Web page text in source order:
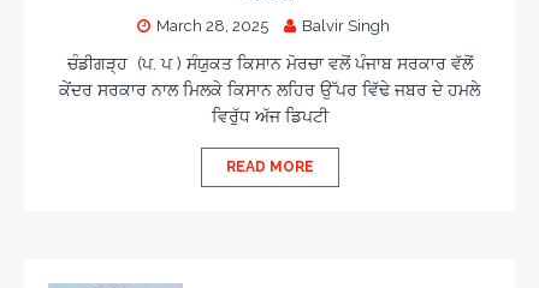
March 28, 2025 Balvir Singh
ਚੰਡੀਗੜ੍ਹ (ਪ. ਪ ) ਸੰਯੁਕਤ ਕਿਸਾਨ ਮੋਰਚਾ ਵਲੋਂ ਪੰਜਾਬ ਸਰਕਾਰ ਵੱਲੋਂ
ਕੇਂਦਰ ਸਰਕਾਰ ਨਾਲ ਮਿਲਕੇ ਕਿਸਾਨ ਲਹਿਰ ਉੱਪਰ ਵਿੱਢੇ ਜਬਰ ਦੇ ਹਮਲੇ
ਵਿਰੁੱਧ ਅੱਜ ਡਿਪਟੀ
READ MORE